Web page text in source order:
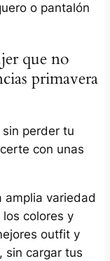
o pantalón
que no
primavera
perder tu
con unas
amplia variedad
colores y
outfit y
sin cargar tus